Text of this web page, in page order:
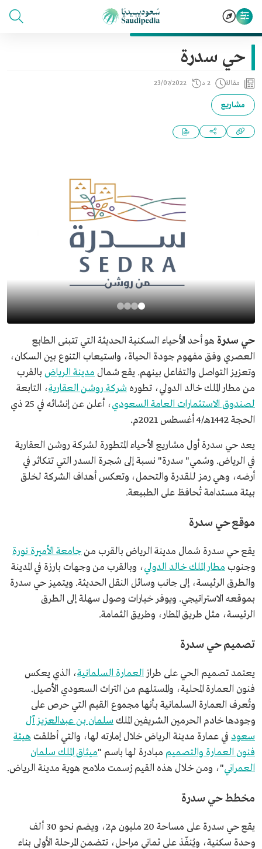
حي سدرة
مقالة 2 د 23/07/2022
مشاريع
حي سدرة هو أحد الأحياء السكنية الحديثة التي تتبنى الطابع
العصري وفق مفهوم جودة الحياة، واستيعاب التنوع بين السكان،
وتعزيز التواصل والتفاعل بينهم. يقع شمال مدينة الرياض بالقرب
من مطار الملك خالد الدولي، تطوره شركة روشن العقارية، التابعة
لصندوق الاستثمارات العامة السعودي
، أعلن عن إنشائه في 25 ذي
الحجة 1442هـ/4 أغسطس 2021م.
يعد حي سدرة أول مشاريع الأحياء المتطورة لشركة روشن العقارية
في الرياض. وسُمي" سدرة" نسبة إلى شجرة السدر التي تتكاثر في
أرضه، وهي رمز للقدرة والتحمل، وتعكس أهداف الشركة لخلق
بيئة مستدامة تُحافظ على الطبيعة.
موقع حي سدرة
يقع حي سدرة شمال مدينة الرياض بالقرب منجامعة الأميرة نورة
وجنوب مطار الملك خالد الدولي، وبالقرب من وجهات بارزة في المدينة
والطرق الرئيسة، إلى جانب وسائل النقل الحديثة. ويتميز حي سدرة
بموقعه الاستراتيجي. ويوفر خيارات وصول سهلة إلى الطرق
الرئيسة، مثل طريق المطار، وطريق الثمامة.
تصميم حي سدرة
يعتمد تصميم الحي على طراز العمارة السلمانية، الذي يعكس
فنون العمارة المحلية، والمستلهم من التراث السعودي الأصيل.
وتُعرف العمارة السلمانية بأنها مجموع القيم التي حرص على
وجودها خادم الحرمين الشريفين الملك سلمان بن عبدالعزيز آل
سعود في عمارة مدينة الرياض خلال إمارته لها، والتي أطلقت هيئة
فنون العمارة والتصميم مبادرة لها باسم "ميثاق الملك سلمان
العمراني"، ومن خلال هذه القيم رُسمت ملامح هوية مدينة الرياض.
مخطط حي سدرة
يقع حي سدرة على مساحة 20 مليون م2، ويضم نحو 30 ألف
وحدة سكنية، ويُنفّذ على ثماني مراحل، تتضمن المرحلة الأولى بناء